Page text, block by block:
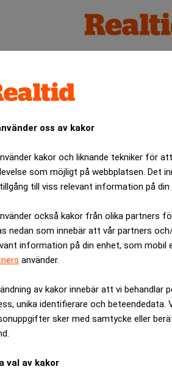
oss av kakor
kakor och liknande tekniker för
som möjligt på webbplatsen. Det
till viss relevant information på
också kakor från olika partners
nedan som innebär att vår partners
information på din enhet, som mobil
använder.
av kakor innebär att vi behandlar
unika identifierare och beteendedata.
sker med samtycke eller
val av kakor